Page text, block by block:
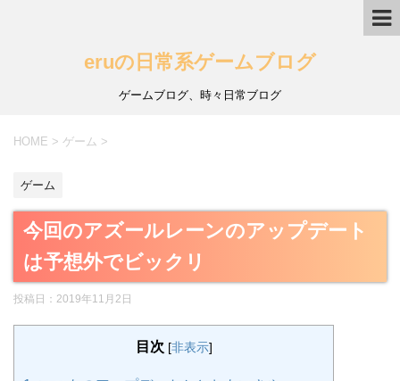
eruの日常系ゲームブログ
ゲームブログ、時々日常ブログ
HOME > ゲーム >
ゲーム
今回のアズールレーンのアップデート
は予想外でビックリ
投稿日： 2019年11月2日
目次 [非表示]